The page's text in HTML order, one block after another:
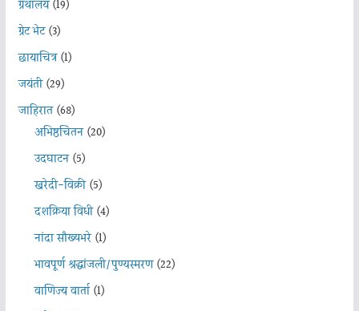
ग्रंथालय(19)
ग्रेट भेट(3)
छायाचित्र(1)
जयंती(29)
जाहिरात(68)
अभिष्ठचिंतन(20)
उदघाटन(5)
खरेदी-विक्री(5)
दशक्रिया विधी(4)
नांदा सौख्यभरे(1)
भावपूर्ण श्रद्धांजली/पुण्यस्मरण(22)
वाणिज्य वार्ता(1)